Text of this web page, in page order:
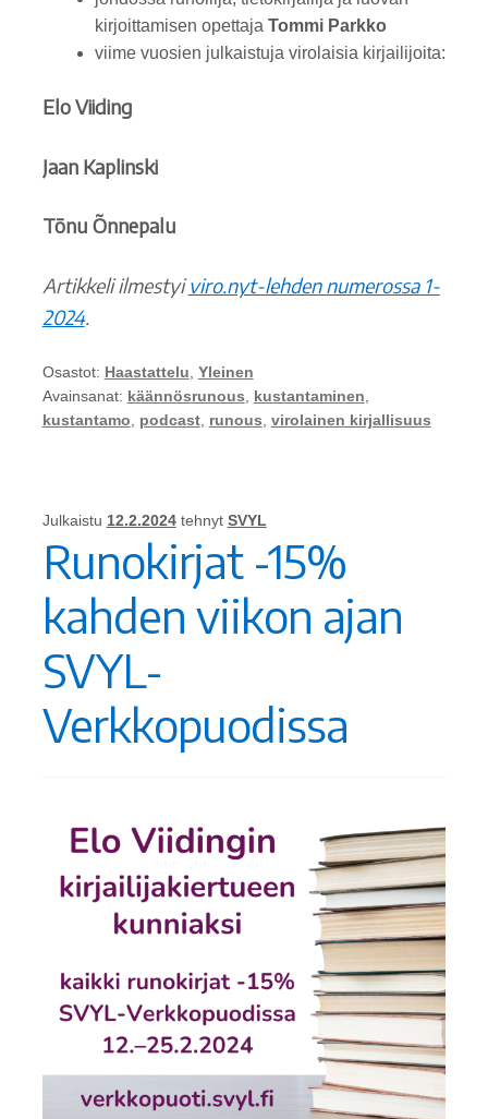
kirjoittamisen opettaja Tommi Parkko
viime vuosien julkaistuja virolaisia kirjailijoita:
Elo Viiding
Jaan Kaplinski
Tõnu Õnnepalu
Artikkeli ilmestyiviro.nyt-lehden numerossa 1-
2024.
Osastot: Haastattelu, Yleinen
Avainsanat: käännösrunous, kustantaminen,
kustantamo, podcast, runous, virolainen kirjallisuus
Julkaistu 12.2.2024 tehnyt SVYL
Runokirjat -15%
kahden viikon ajan
SVYL-
Verkkopuodissa